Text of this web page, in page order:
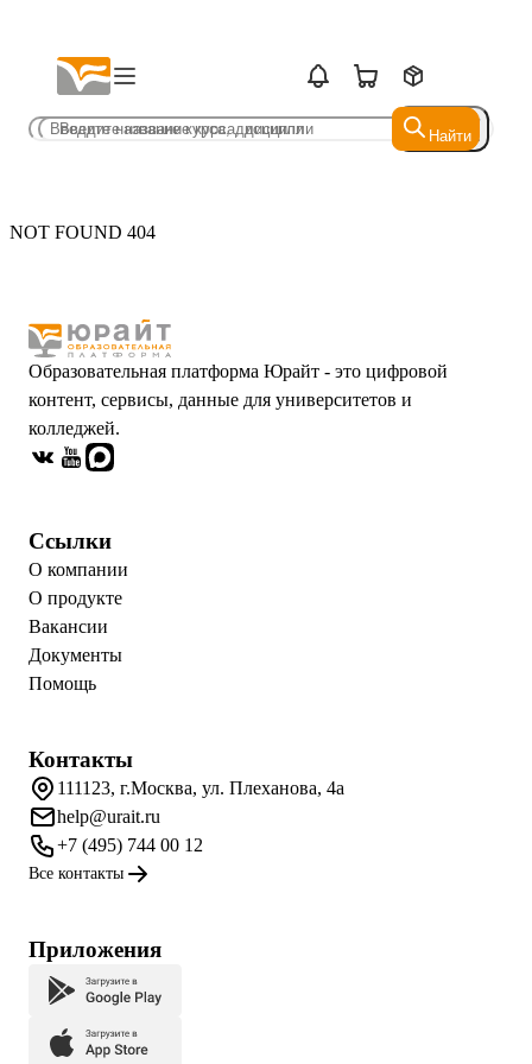
Найти
Найти
NOT FOUND 404
Образовательная платформа Юрайт - это цифровой
контент, сервисы, данные для университетов и
колледжей.
Ссылки
О компании
О продукте
Вакансии
Документы
Помощь
Контакты
111123, г.Москва, ул. Плеханова, 4а
help@urait.ru
+7 (495) 744 00 12
Все контакты
Приложения